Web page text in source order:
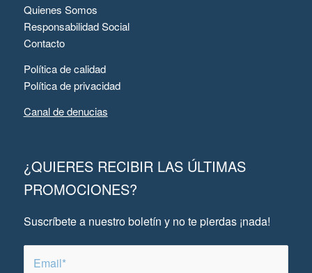
Quienes Somos
Responsabilidad Social
Contacto
Política de calidad
Política de privacidad
Canal de denucias
¿QUIERES RECIBIR LAS ÚLTIMAS
PROMOCIONES?
Suscríbete a nuestro boletín y no te pierdas ¡nada!